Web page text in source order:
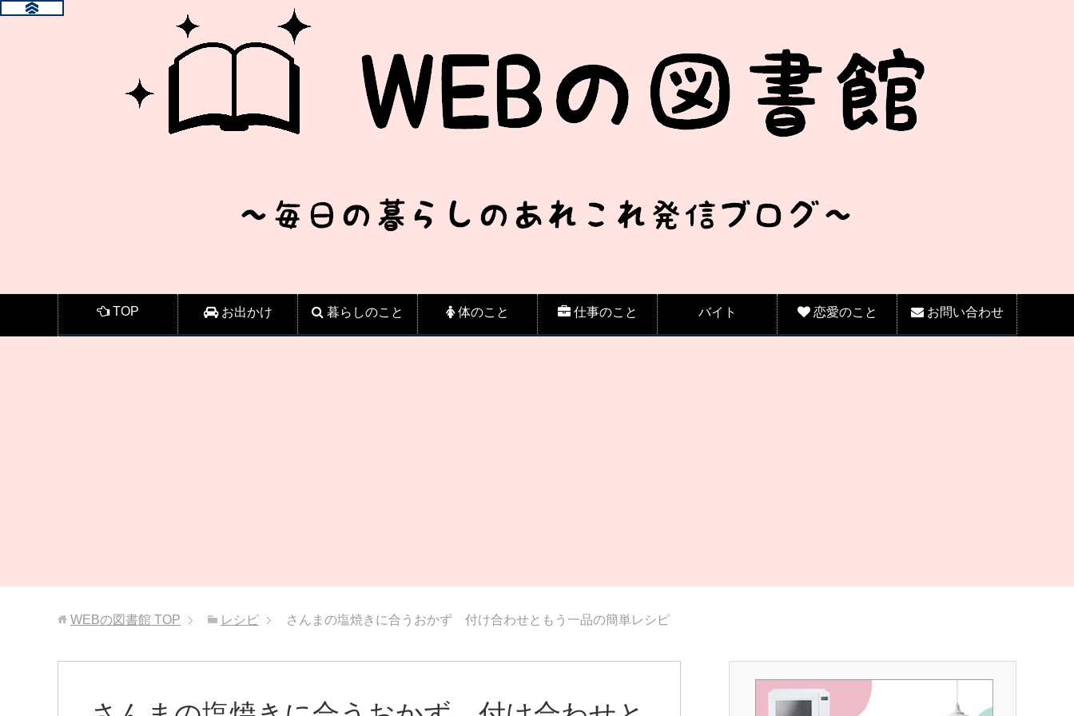
TOP お出かけ 暮らしのこと 体のこと 仕事のこと バイト 恋愛のこと お問い合わせ
WEBの図書館 TOP レシピ さんまの塩焼きに合うおかず 付け合わせともう一品の簡単レシピ